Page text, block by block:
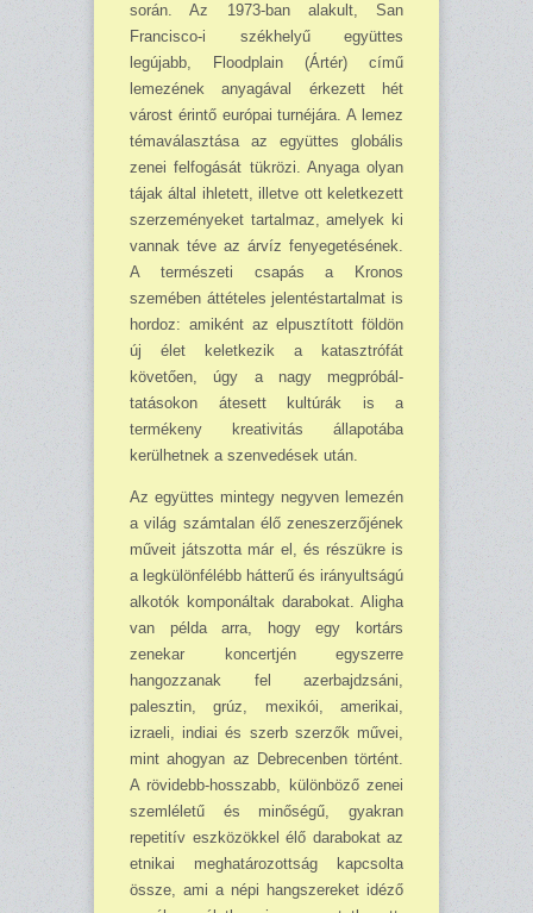
során. Az 1973-ban alakult, San
Francisco-i székhelyű együttes
legújabb, Floodplain (Ártér) című
lemezének anyagával érkezett hét
várost érintő európai turnéjára. A lemez
tém­avá­lasztása az együttes globális
zenei felfogását tükrözi. Anyaga olyan
tájak által ihletett, illetve ott keletkezett
szerzeményeket tartalmaz, amelyek ki
vannak téve az árvíz fenye­getésének.
A természeti csapás a Kronos
szemében áttételes jelentéstartalmat is
hordoz: ami­ként az el­pusztított földön
új élet keletkezik a katasztrófát
követően, úgy a nagy megpró­bál­
tatásokon átesett kultúrák is a
termékeny kreativitás állapotába
kerülhetnek a szenvedések után.
Az együttes mintegy negyven lemezén
a világ számtalan élő zeneszerzőjének
műveit játszotta már el, és részükre is
a legkülönfélébb hátterű és irányultságú
alkotók komponáltak darabokat. Aligha
van példa arra, hogy egy kortárs
zenekar koncertjén egyszerre
hangozzanak fel azerbajdzsáni,
palesztin, grúz, mexikói, amerikai,
izraeli, indiai és szerb szerzők művei,
mint ahogyan az Debrecenben történt.
A rövidebb-hosszabb, különböző zenei
szemléletű és minőségű, gyakran
repetitív eszközökkel élő darabokat az
etnikai meghatározottság kapcsolta
össze, ami a népi hangszereket idéző